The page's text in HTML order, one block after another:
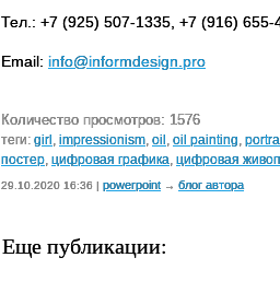
Тел.: +7 (925) 507-1335, +7 (916) 655-
Email: info@informdesign.pro
Количество просмотров: 1576
теги: girl impressionism oil oil painting
постер цифровая графика цифровая
29.10.2020 16:36 | powerpoint → блог автора
Еще публикации: